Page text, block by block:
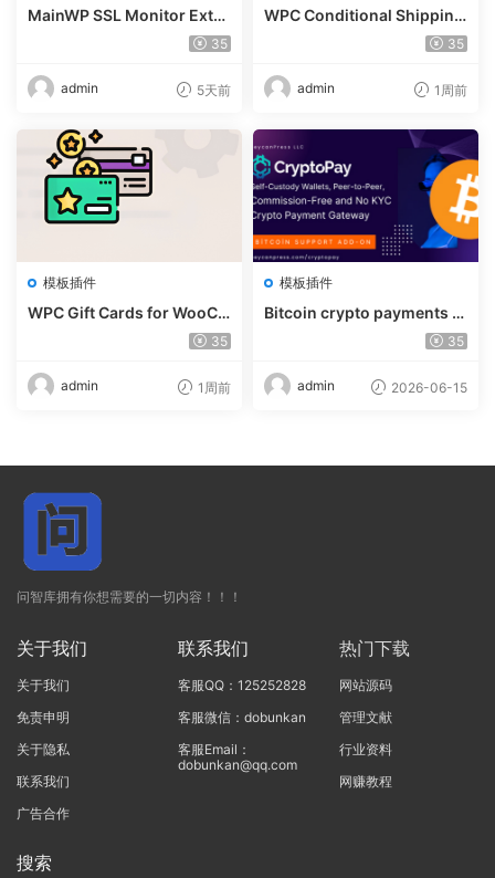
MainWP SSL Monitor Exte
35
admin 5天前
WPC Conditional Shipping
& Payments (Premium) v1.
35
admin 1周前
模板插件
WPC Gift Cards for WooCo
mmerce (Premium) v1.0.235
admin 1周前
模板插件
Bitcoin crypto payments s
upport for CryptoPay v1.4.
35
admin 2026-06-15
问智库拥有你想需要的一切内容！！！
关于我们
关于我们
免责申明
关于隐私
联系我们
广告合作
联系我们
客服QQ：125252828
客服微信：dobunkan
客服Email：
dobunkan@qq.com
热门下载
网站源码
管理文献
行业资料
网赚教程
搜索